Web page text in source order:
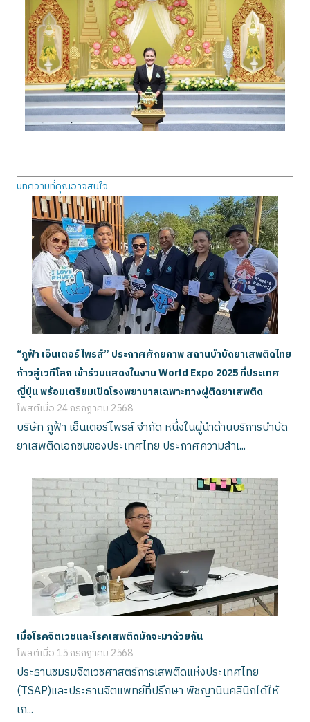
บทความที่คุณอาจสนใจ
“ภูฟ้า เอ็นเตอร์ไพรส์” ประกาศศักยภาพ สถานบำบัดยาเสพติดไทย
ก้าวสู่เวทีโลก เข้าร่วมแสดงในงาน World Expo 2025 ที่ประเทศ
ญี่ปุ่น พร้อมเตรียมเปิดโรงพยาบาลเฉพาะทางผู้ติดยาเสพติด
โพสต์เมื่อ 24 กรกฎาคม 2568
บริษัท ภูฟ้า เอ็นเตอร์ไพรส์ จำกัด หนึ่งในผู้นำด้านบริการบำบัด
ยาเสพติดเอกชนของประเทศไทย ประกาศความสำเ...
เมื่อโรคจิตเวชและโรคเสพติดมักจะมาด้วยกัน
โพสต์เมื่อ 15 กรกฎาคม 2568
ประธานชมรมจิตเวชศาสตร์การเสพติดแห่งประเทศไทย
(TSAP)และประธานจิตแพทย์ที่ปรึกษา พิชญานินคลินิกได้ให้
เก...